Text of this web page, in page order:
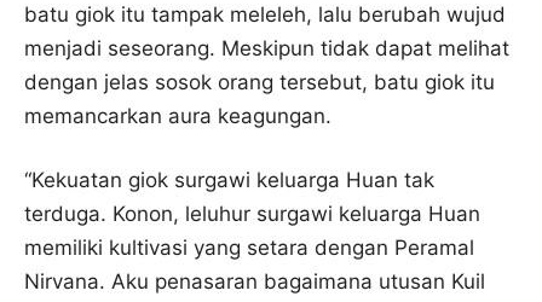
batu giok itu tampak meleleh, lalu berubah wujud
menjadi seseorang. Meskipun tidak dapat melihat
dengan jelas sosok orang tersebut, batu giok itu
memancarkan aura keagungan.
“Kekuatan giok surgawi keluarga Huan tak
terduga. Konon, leluhur surgawi keluarga Huan
memiliki kultivasi yang setara dengan Peramal
Nirvana. Aku penasaran bagaimana utusan Kuil